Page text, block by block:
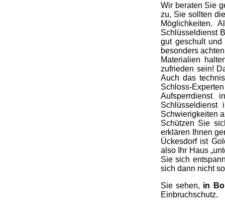
Wir beraten Sie
zu, Sie sollten
Möglichkeiten.
Schlüsseldienst
gut geschult
besonders
Materialien
zufrieden sein!
Auch das
Schloss-
Aufsperrdienst
Schwierigkeiten
Schützen Sie
erklären Ihnen
Ückesdorf ist
also Ihr Haus
Sie sich
sich dann nicht
Sie sehen, in
Einbruchschutz.